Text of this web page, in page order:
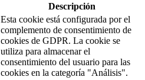
Descripción
Esta cookie está configurada por el
complemento de consentimiento de
cookies de GDPR. La cookie se
utiliza para almacenar el
consentimiento del usuario para las
cookies en la categoría "Análisis".